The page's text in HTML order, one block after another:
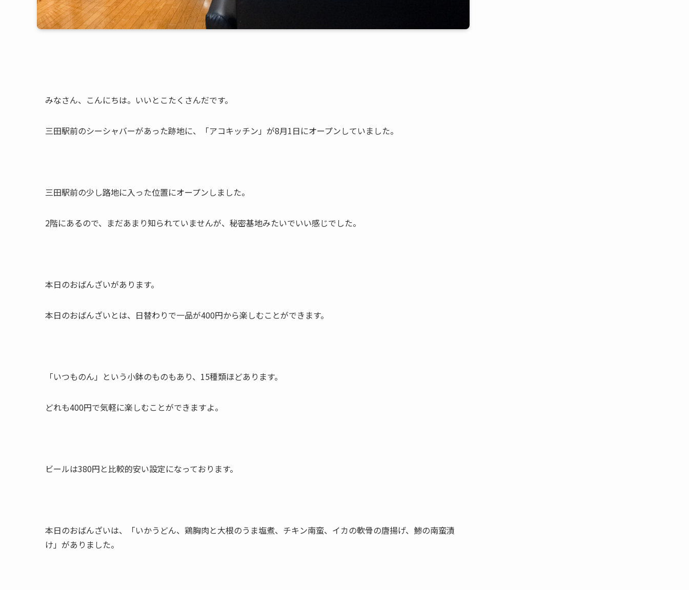
みなさん、こんにちは。いいとこたくさんだです。
三田駅前のシーシャバーがあった跡地に、「アコキッチン」が8月1日にオープンしていました。
三田駅前の少し路地に入った位置にオープンしました。
2階にあるので、まだあまり知られていませんが、秘密基地みたいでいい感じでした。
本日のおばんざいがあります。
本日のおばんざいとは、日替わりで一品が400円から楽しむことができます。
「いつものん」という小鉢のものもあり、15種類ほどあります。
どれも400円で気軽に楽しむことができますよ。
ビールは380円と比較的安い設定になっております。
本日のおばんざいは、「いかうどん、鶏胸肉と大根のうま塩煮、チキン南蛮、イカの軟骨の唐揚げ、鯵の南蛮漬
け」がありました。